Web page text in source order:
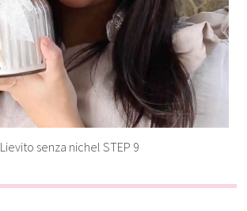
Lievito senza nichel STEP 9